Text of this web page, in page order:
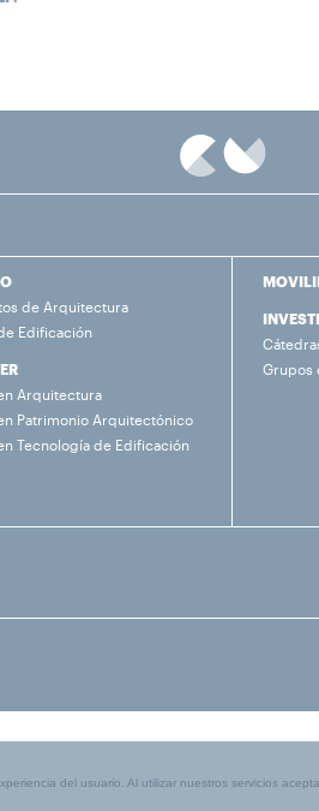
del usuario. Al utilizar nuestros servicios
de Arquitectura
Edificación
Arquitectura
Patrimonio Arquitectónico
Tecnología de Edificación
Grupos